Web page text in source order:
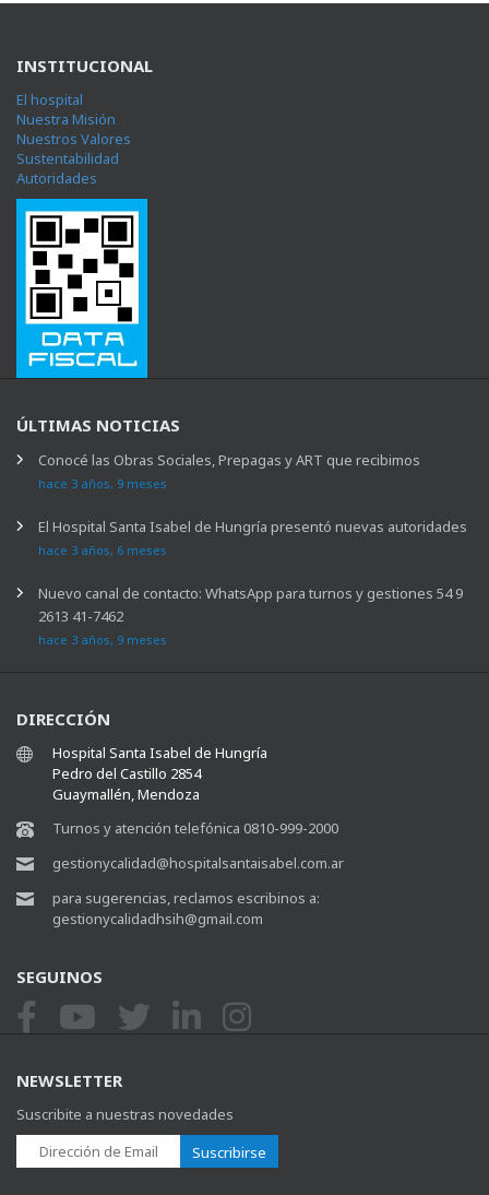
INSTITUCIONAL
El hospital
Nuestra Misión
Nuestros Valores
Sustentabilidad
Autoridades
ÚLTIMAS NOTICIAS
Conocé las Obras Sociales, Prepagas y ART que recibimos
hace 3 años, 9 meses
El Hospital Santa Isabel de Hungría presentó nuevas autoridades
hace 3 años, 6 meses
Nuevo canal de contacto: WhatsApp para turnos y gestiones 54 9
2613 41-7462
hace 3 años, 9 meses
DIRECCIÓN
Hospital Santa Isabel de Hungría
Pedro del Castillo 2854
Guaymallén, Mendoza
Turnos y atención telefónica 0810-999-2000
gestionycalidad@hospitalsantaisabel.com.ar
para sugerencias, reclamos escribinos a:
gestionycalidadhsih@gmail.com
SEGUINOS
NEWSLETTER
Suscribite a nuestras novedades
Suscribirse